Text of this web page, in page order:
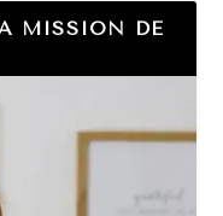
MISSION DE